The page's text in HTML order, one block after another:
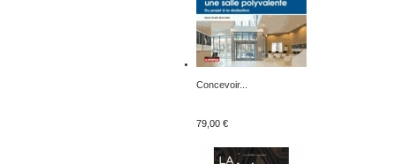
Concevoir...
79,00 €